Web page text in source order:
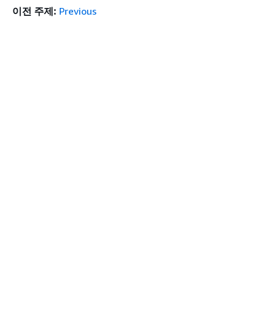
이전 주제: Previous